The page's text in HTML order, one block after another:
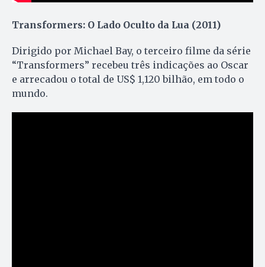
Transformers: O Lado Oculto da Lua (2011)
Dirigido por Michael Bay, o terceiro filme da série
“Transformers” recebeu três indicações ao Oscar
e arrecadou o total de US$ 1,120 bilhão, em todo o
mundo.